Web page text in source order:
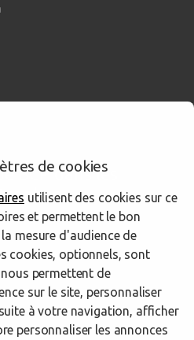
BCP dans les
de cookies
utilisent des cookies sur ce
et permettent le bon
mesure d'audience de
cookies, optionnels, sont
permettent de
sur le site, personnaliser
à votre navigation, afficher
personnaliser les annonces